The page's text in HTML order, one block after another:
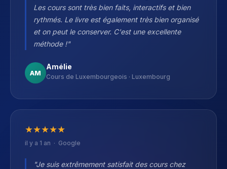
Les cours sont très bien faits, interactifs et bien
rythmés. Le livre est également très bien organisé
et on peut le conserver. C'est une excellente
méthode !"
AM
Amélie
Cours de Luxembourgeois · Luxembourg
★★★★★
il y a 1 an · Google
"Je suis extrêmement satisfait des cours chez